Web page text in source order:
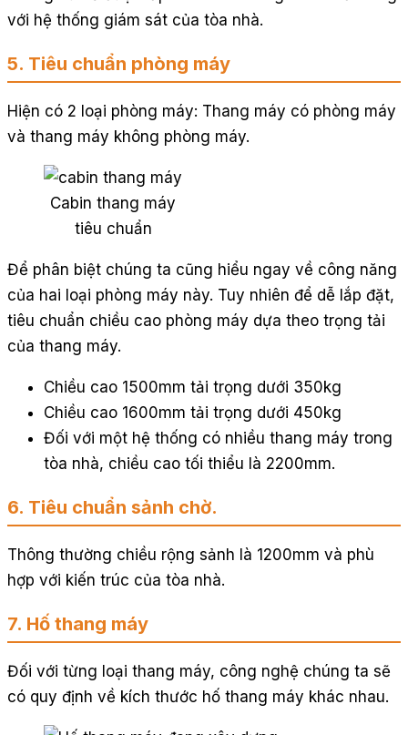
với hệ thống giám sát của tòa nhà.
5. Tiêu chuẩn phòng máy
Hiện có 2 loại phòng máy: Thang máy có phòng máy
và thang máy không phòng máy.
Cabin thang máy
tiêu chuẩn
Để phân biệt chúng ta cũng hiểu ngay về công năng
của hai loại phòng máy này. Tuy nhiên để dễ lắp đặt,
tiêu chuẩn chiều cao phòng máy dựa theo trọng tải
của thang máy.
Chiều cao 1500mm tải trọng dưới 350kg
Chiều cao 1600mm tải trọng dưới 450kg
Đối với một hệ thống có nhiều thang máy trong
tòa nhà, chiều cao tối thiểu là 2200mm.
6. Tiêu chuẩn sảnh chờ.
Thông thường chiều rộng sảnh là 1200mm và phù
hợp với kiến trúc của tòa nhà.
7. Hố thang máy
Đối với từng loại thang máy, công nghệ chúng ta sẽ
có quy định về kích thước hố thang máy khác nhau.